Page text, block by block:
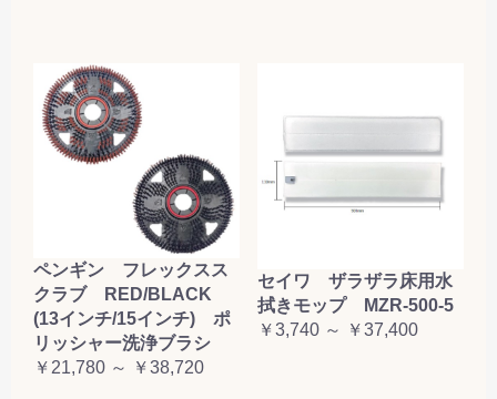
ペンギン フレックスス
クラブ RED/BLACK
(13インチ/15インチ) ポ
リッシャー洗浄ブラシ
￥21,780 ～ ￥38,720
セイワ ザラザラ床用水
拭きモップ MZR-500-5
￥3,740 ～ ￥37,400